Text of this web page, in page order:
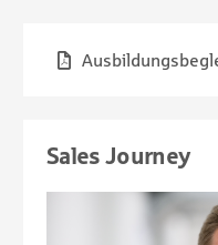
Sales Journey